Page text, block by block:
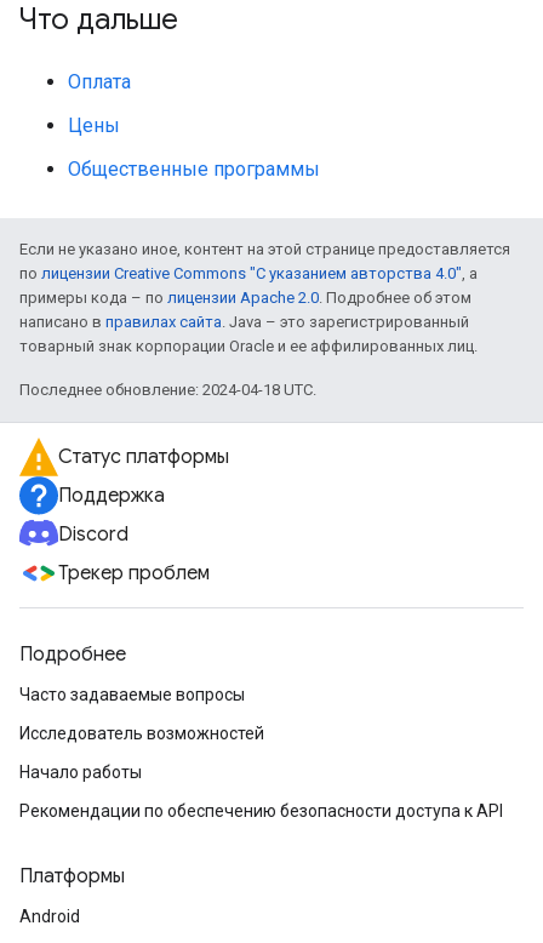
Что дальше
Оплата
Цены
Общественные программы
Если не указано иное, контент на этой странице предоставляется
по лицензии Creative Commons "С указанием авторства 4.0", а
примеры кода – по лицензии Apache 2.0. Подробнее об этом
написано в правилах сайта. Java – это зарегистрированный
товарный знак корпорации Oracle и ее аффилированных лиц.
Последнее обновление: 2024-04-18 UTC.
Статус платформы
Поддержка
Discord
Трекер проблем
Подробнее
Часто задаваемые вопросы
Исследователь возможностей
Начало работы
Рекомендации по обеспечению безопасности доступа к API
Платформы
Android